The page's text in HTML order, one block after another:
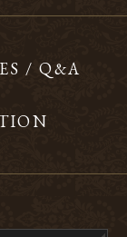
/ Q&A